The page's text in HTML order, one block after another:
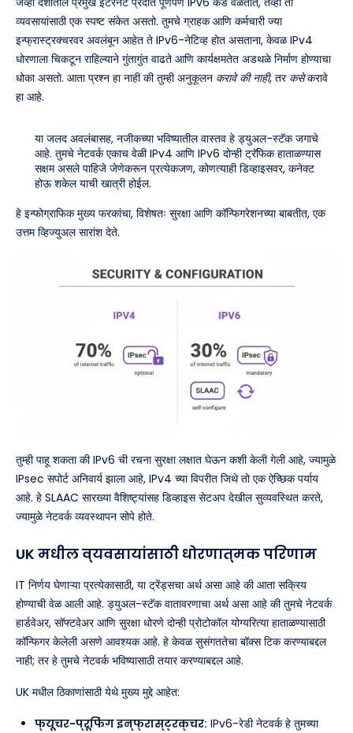
व्यवसायांसाठी एक स्पष्ट संकेत असतो. तुमचे ग्राहक आणि कर्मचारी ज्या
इन्फ्रास्ट्रक्चरवर अवलंबून आहेत ते IPv6-नेटिव्ह होत असताना, केवळ IPv4
धोरणाला चिकटून राहिल्याने गुंतागुंत वाढते आणि कार्यक्षमतेत अडथळे निर्माण होण्याचा
धोका असतो. आता प्रश्न हा नाही की तुम्ही अनुकूलन करावे की नाही, तर कसेकरावे
हा आहे.
या जलद अवलंबासह, नजीकच्या भविष्यातील वास्तव हे ड्युअल-स्टॅक जगाचे
आहे. तुमचे नेटवर्क एकाच वेळी IPv4 आणि IPv6 दोन्ही ट्रॅफिक हाताळण्यास
सक्षम असले पाहिजे जेणेकरून प्रत्येकजण, कोणत्याही डिव्हाइसवर, कनेक्ट
होऊ शकेल याची खात्री होईल.
हे इन्फोग्राफिक मुख्य फरकांचा, विशेषतः सुरक्षा आणि कॉन्फिगरेशनच्या बाबतीत, एक
उत्तम व्हिज्युअल सारांश देते.
तुम्ही पाहू शकता की IPv6 ची रचना सुरक्षा लक्षात घेऊन कशी केली गेली आहे, ज्यामुळे
IPsec सपोर्ट अनिवार्य झाला आहे, IPv4 च्या विपरीत जिथे तो एक ऐच्छिक पर्याय
आहे. हे SLAAC सारख्या वैशिष्ट्यांसह डिव्हाइस सेटअप देखील सुव्यवस्थित करते,
ज्यामुळे नेटवर्क व्यवस्थापन सोपे होते.
UK मधील व्यवसायांसाठी धोरणात्मक परिणाम
IT निर्णय घेणाऱ्या प्रत्येकासाठी, या ट्रेंड्सचा अर्थ असा आहे की आता सक्रिय
होण्याची वेळ आली आहे. ड्युअल-स्टॅक वातावरणाचा अर्थ असा आहे की तुमचे नेटवर्क
हार्डवेअर, सॉफ्टवेअर आणि सुरक्षा धोरणे दोन्ही प्रोटोकॉल योग्यरित्या हाताळण्यासाठी
कॉन्फिगर केलेली असणे आवश्यक आहे. हे केवळ सुसंगततेचा बॉक्स टिक करण्याबद्दल
नाही; तर हे तुमचे नेटवर्क भविष्यासाठी तयार करण्याबद्दल आहे.
UK मधील ठिकाणांसाठी येथे मुख्य मुद्दे आहेत:
फ्यूचर-प्रूफिंग इन्फ्रास्ट्रक्चर: IPv6-रेडी नेटवर्क हे तुमच्या